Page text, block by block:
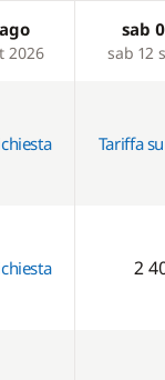
2026
sab
sab 12
Tariffa
2